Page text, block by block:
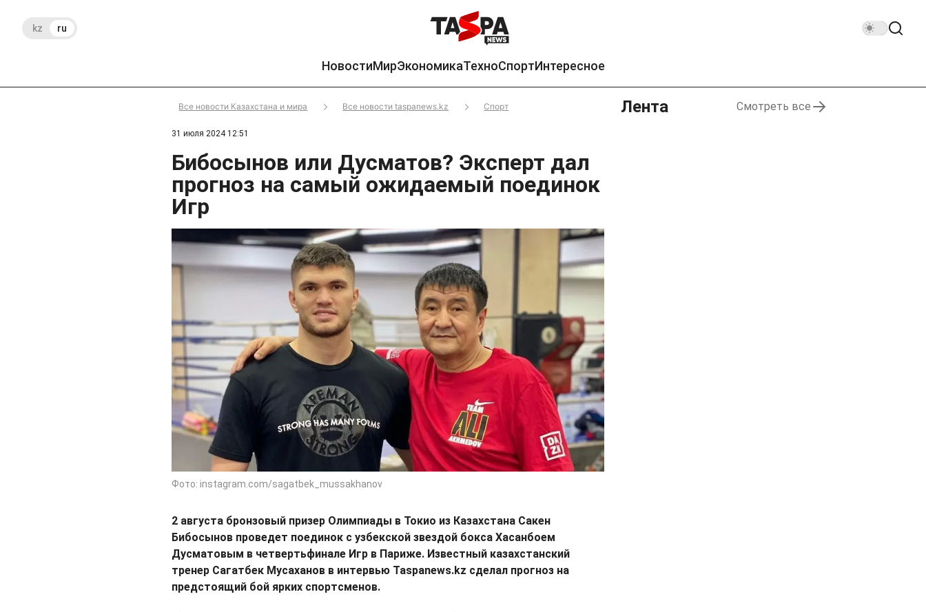
kz ru
НовостиМирЭкономикаТехноСпортИнтересное
Все новости Казахстана и мира Все новости taspanews.kz Спорт
31 июля 2024 12:51
Бибосынов или Дусматов? Эксперт дал
прогноз на самый ожидаемый поединок
Игр
Фото: instagram.com/sagatbek_mussakhanov
2 августа бронзовый призер Олимпиады в Токио из Казахстана Сакен
Бибосынов проведет поединок с узбекской звездой бокса Хасанбоем
Дусматовым в четвертьфинале Игр в Париже. Известный казахстанский
тренер Сагатбек Мусаханов в интервью Taspanews.kz сделал прогноз на
предстоящий бой ярких спортсменов.
Лента Смотреть все